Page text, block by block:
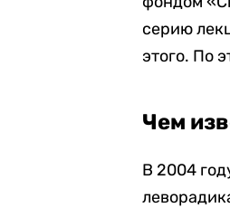
серию
этого. По
Чем
В 2004